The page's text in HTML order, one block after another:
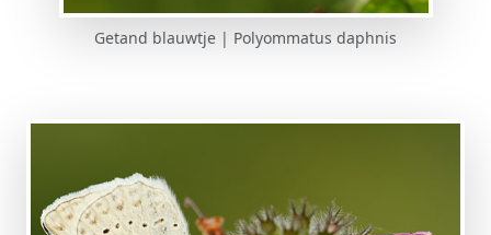
Getand blauwtje | Polyommatus daphnis